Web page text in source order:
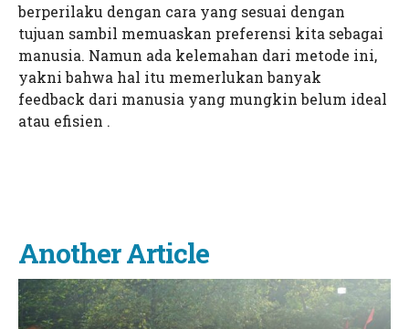
berperilaku dengan cara yang sesuai dengan
tujuan sambil memuaskan preferensi kita sebagai
manusia. Namun ada kelemahan dari metode ini,
yakni bahwa hal itu memerlukan banyak
feedback dari manusia yang mungkin belum ideal
atau efisien .
Another Article